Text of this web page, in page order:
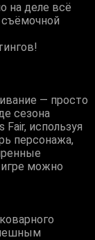
на деле всё
съёмочной
— просто
сезона
используя
персонажа,
можно